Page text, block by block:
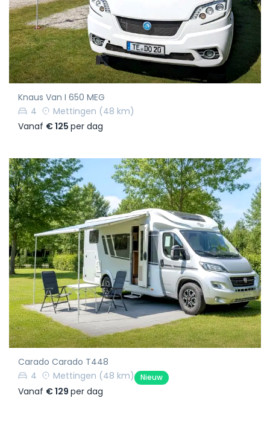
Knaus Van I 650 MEG
4
Mettingen (48 km)
Vanaf € 125 per dag
Carado Carado T448
4
Mettingen (48 km) Nieuw
Vanaf € 129 per dag